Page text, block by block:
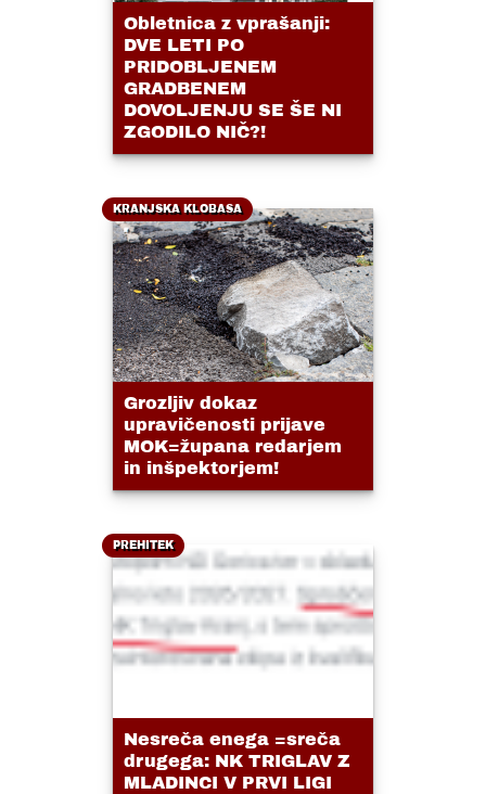
Obletnica z vprašanji:
DVE LETI PO
PRIDOBLJENEM
GRADBENEM
DOVOLJENJU SE ŠE NI
ZGODILO NIČ?!
KRANJSKA KLOBASA
Grozljiv dokaz
upravičenosti prijave
MOK=župana redarjem
in inšpektorjem!
PREHITEK
Nesreča enega =sreča
drugega: NK TRIGLAV Z
MLADINCI V PRVI LIGI